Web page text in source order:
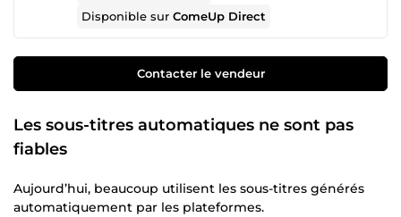
Disponible surComeUp Direct
Contacter le vendeur
Les sous-titres automatiques ne sont pas
fiables
Aujourd’hui, beaucoup utilisent les sous-titres générés
automatiquement par les plateformes.